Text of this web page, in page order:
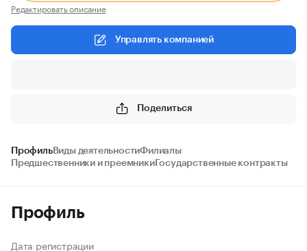
Редактировать описание
Управлять компанией
Поделиться
ПрофильВиды деятельностиФилиалы
Предшественники и преемникиГосударственные контракты
Профиль
Дата регистрации